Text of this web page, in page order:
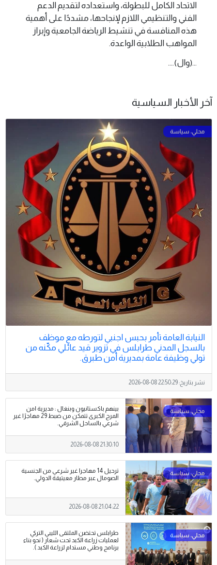
الاتحاد الكامل للبطولة، واستعداده لتقديم الدعم
الفني والتنظيمي اللازم لإنجاحها، مشددًا على أهمية
هذه المنافسة في تنشيط الرياضة الجامعية وإبراز
المواهب الطلابية الواعدة.
...(وال)....
آخر الأخبار السياسية
النيابة العامة تأمر بحبس اجنبي لتورطه مع موظف
بالسجل المدني طرابلس في تزوير قيد عائلي مكّنه من
تولي وظيفة عامة بمديرية أمن طبرق.
نشر بتاريخ:2026-08-08 22:50:29
بينهم باكستانيون وبنغال : مديرية امن
المرج الكبرى تتمكن من ضبط 29 مهاجرًا غير
شرعي بالساحل الشرقي.
2026-08-08 21:30:10
ترحيل 14 مهاجرا غير شرعي من الجنسية
الصومال عبر مطار معيتيقة الدولي.
2026-08-08 21:04:22
طرابلس تحتضن الملتقى الليبي التركي
لعمليات زراعة الكبد تحت شعار ( نحو بناء
برنامج وطني مستدام لزراعة الكبد ).